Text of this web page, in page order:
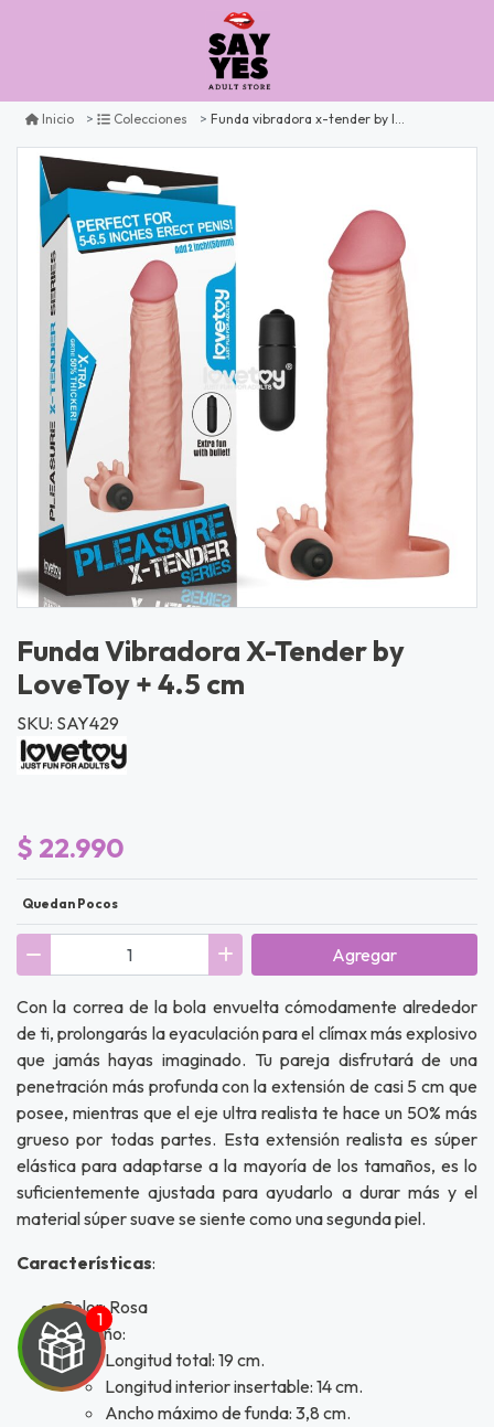
Inicio Colecciones Funda vibradora x-tender by lovetoy + 4.5 cm
Funda Vibradora X-Tender by
LoveToy + 4.5 cm
SKU: SAY429
$ 22.990
Quedan Pocos
Agregar
Con la correa de la bola envuelta cómodamente alrededor
de ti, prolongarás la eyaculación para el clímax más explosivo
que jamás hayas imaginado. Tu pareja disfrutará de una
penetración más profunda con la extensión de casi 5 cm que
posee, mientras que el eje ultra realista te hace un 50% más
grueso por todas partes. Esta extensión realista es súper
elástica para adaptarse a la mayoría de los tamaños, es lo
suficientemente ajustada para ayudarlo a durar más y el
material súper suave se siente como una segunda piel.
Características:
Color: Rosa
Tamaño:
Longitud total: 19 cm.
Longitud interior insertable: 14 cm.
Ancho máximo de funda: 3,8 cm.